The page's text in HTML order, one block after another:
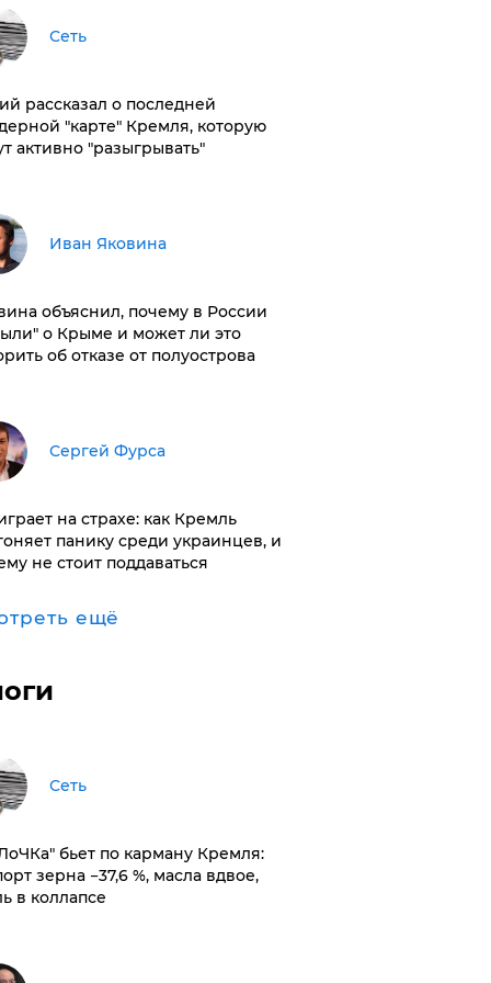
Сеть
рассказал о последней
"карте" Кремля, которую
активно "разыгрывать"
Иван Яковина
объяснил, почему в России
о Крыме и может ли это
об отказе от полуострова
Сергей Фурса
на страхе: как Кремль
панику среди украинцев, и
не стоит поддаваться
ещё
Сеть
бьет по карману Кремля:
зерна −37,6 %, масла вдвое,
в коллапсе